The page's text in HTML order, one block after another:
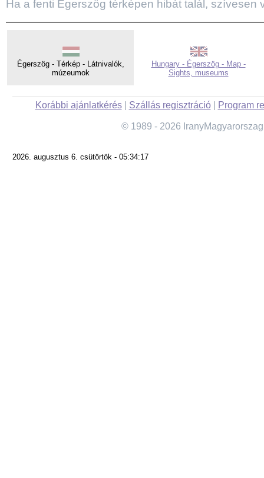
Ha a fenti Égerszög térképen hibát talál, szívesen
Égerszög - Térkép - Látnivalók,
múzeumok
Hungary - Égerszög - Map -
Sights, museums
Korábbi ajánlatkérés| Szállás regisztráció| Program
© 1989 - 2026
2026. augusztus 6. csütörtök - 05:34:17